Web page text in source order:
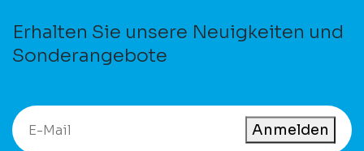
Erhalten Sie unsere Neuigkeiten und
Sonderangebote
Anmelden